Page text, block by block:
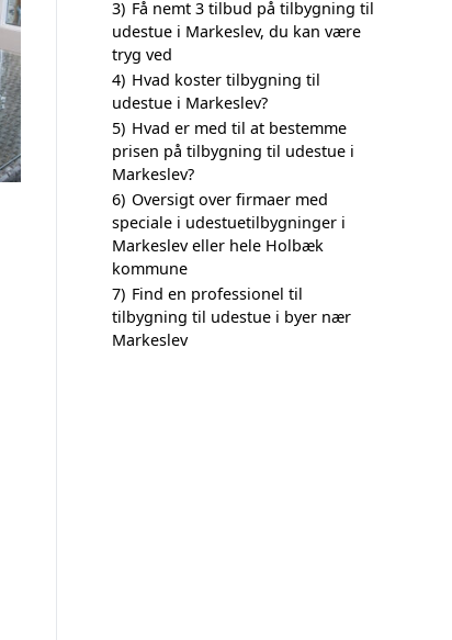
3) Få nemt 3 tilbud på tilbygning til
udestue i Markeslev, du kan være
tryg ved
4) Hvad koster tilbygning til
udestue i Markeslev?
5) Hvad er med til at bestemme
prisen på tilbygning til udestue i
Markeslev?
6) Oversigt over firmaer med
speciale i udestuetilbygninger i
Markeslev eller hele Holbæk
kommune
7) Find en professionel til
tilbygning til udestue i byer nær
Markeslev